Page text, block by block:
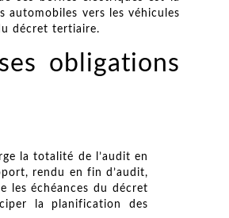
automobiles vers les véhicules
décret tertiaire.
obligations
la totalité de l’audit en
rendu en fin d’audit,
les échéances du décret
la planification des